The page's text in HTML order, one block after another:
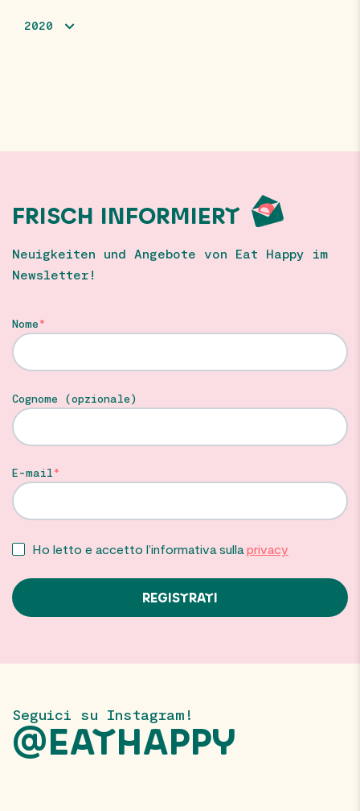
2020
FRISCH INFORMIERT
Neuigkeiten und Angebote von Eat Happy im
Newsletter!
Nome
Cognome (opzionale)
E-mail
Ho letto e accetto l’informativa sulla privacy
Seguici su Instagram!
@EATHAPPY